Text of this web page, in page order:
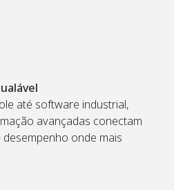
até software industrial,
avançadas conectam
onde mais